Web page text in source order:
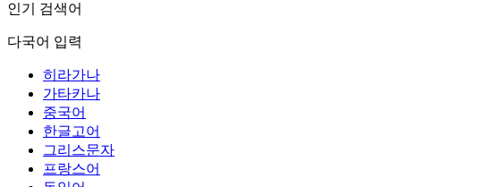
인기 검색어
다국어 입력
히라가나
가타카나
중국어
한글고어
그리스문자
프랑스어